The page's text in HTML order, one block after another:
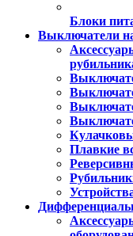
Блоки
Выключатели
Плавкие